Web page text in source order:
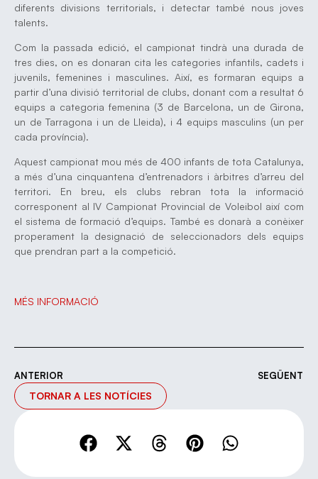
diferents divisions territorials, i detectar també nous joves
talents.
Com la passada edició, el campionat tindrà una durada de
tres dies, on es donaran cita les categories infantils, cadets i
juvenils, femenines i masculines. Així, es formaran equips a
partir d’una divisió territorial de clubs, donant com a resultat 6
equips a categoria femenina (3 de Barcelona, un de Girona,
un de Tarragona i un de Lleida), i 4 equips masculins (un per
cada província).
Aquest campionat mou més de 400 infants de tota Catalunya,
a més d’una cinquantena d’entrenadors i àrbitres d’arreu del
territori. En breu, els clubs rebran tota la informació
corresponent al IV Campionat Provincial de Voleibol així com
el sistema de formació d’equips. També es donarà a conèixer
properament la designació de seleccionadors dels equips
que prendran part a la competició.
MÉS INFORMACIÓ
ANTERIOR SEGÜENT
TORNAR A LES NOTÍCIES